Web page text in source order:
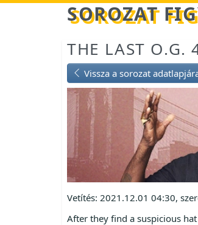
Betöltés... SOROZAT
THE LAST O.G.
Vissza a sorozat
Vetítés: 2021.12.01 04:30,
After they find a suspicious